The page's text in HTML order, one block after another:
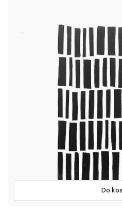
Do